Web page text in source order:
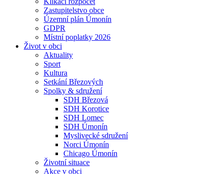
Zastupitelstvo obce
Územní plán Úmonín
GDPR
Místní poplatky 2026
Život v obci
Aktuality
Sport
Kultura
Setkání Březových
Spolky & sdružení
SDH Březová
SDH Korotice
SDH Lomec
SDH Úmonín
Myslivecké sdružení
Norci Úmonín
Chicago Úmonín
Životní situace
Akce v obci